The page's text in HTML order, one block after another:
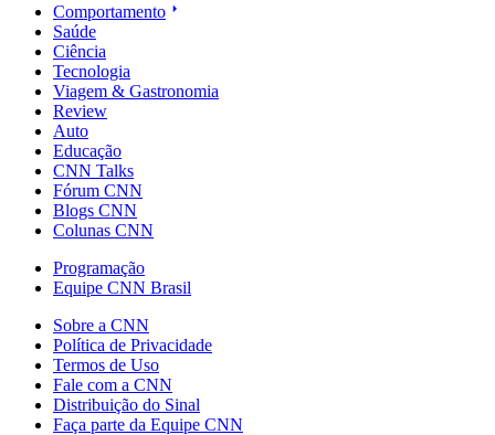
Comportamento
Saúde
Ciência
Tecnologia
Viagem & Gastronomia
Review
Auto
Educação
CNN Talks
Fórum CNN
Blogs CNN
Colunas CNN
Programação
Equipe CNN Brasil
Sobre a CNN
Política de Privacidade
Termos de Uso
Fale com a CNN
Distribuição do Sinal
Faça parte da Equipe CNN